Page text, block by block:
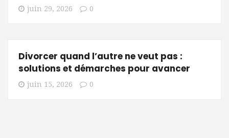
juin 29, 2026 0
Divorcer quand l’autre ne veut pas :
solutions et démarches pour avancer
juin 15, 2026 0